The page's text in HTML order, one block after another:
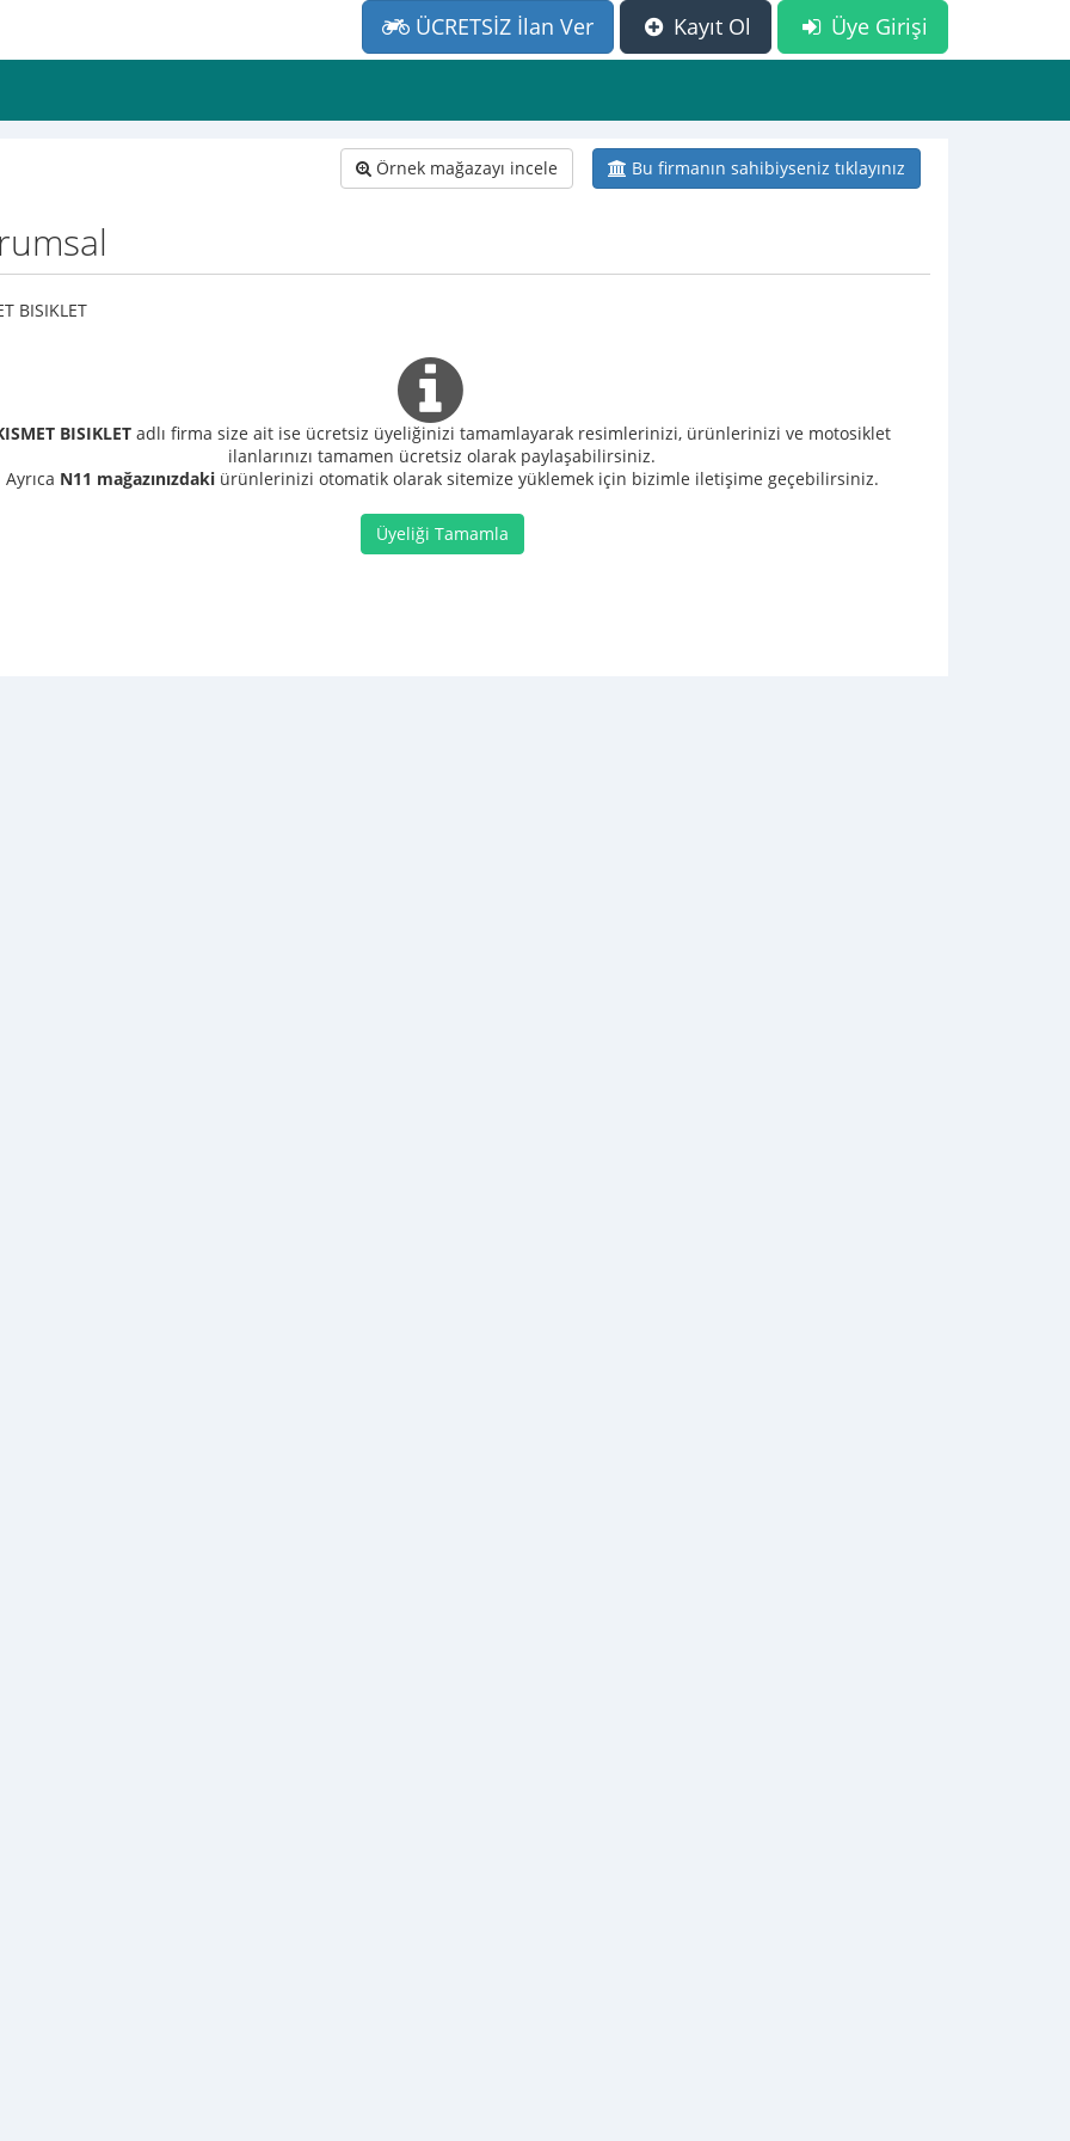
Üye Girişi
Kayıt Ol
ÜCRETSİZ İlan Ver
Bu firmanın sahibiyseniz tıklayınız
Örnek mağazayı incele
BISIKLET
BISIKLET adlı firma size ait ise ücretsiz üyeliğinizi tamamlayarak resimlerinizi, ürünlerinizi ve motosiklet
ilanlarınızı tamamen ücretsiz olarak paylaşabilirsiniz.
Ayrıca N11 mağazınızdakiürünlerinizi otomatik olarak sitemize yüklemek için bizimle iletişime geçebilirsiniz.
Üyeliği Tamamla